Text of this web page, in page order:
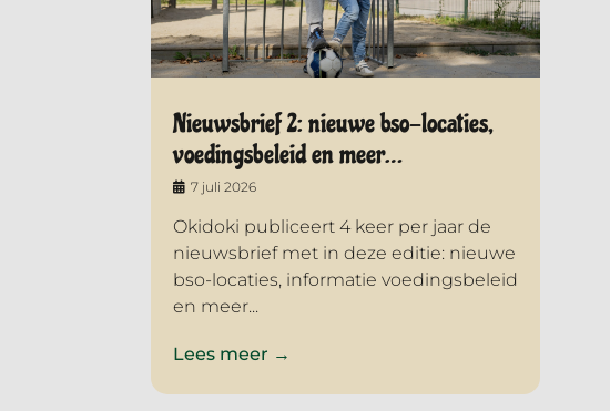
Nieuwsbrief 2: nieuwe bso-locaties,
voedingsbeleid en meer…
7 juli 2026
Okidoki publiceert 4 keer per jaar de
nieuwsbrief met in deze editie: nieuwe
bso-locaties, informatie voedingsbeleid
en meer...
Lees meer →